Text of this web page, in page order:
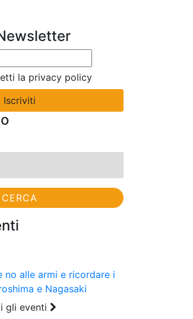
la privacy policy
no alle armi e ricordare i
e Nagasaki
gli eventi